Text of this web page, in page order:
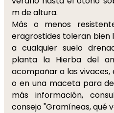
m de altura.
Más o menos
eragrostides toleran bien
a cualquier suelo
planta la Hierba del
acompañar a las vivaces,
o en una maceta para
más información,
consejo "Gramíneas, qué